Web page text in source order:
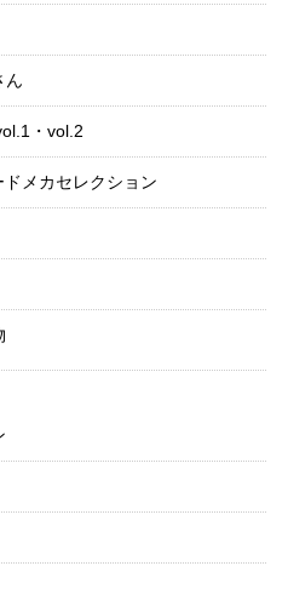
ん
・vol.2
メカセレクション